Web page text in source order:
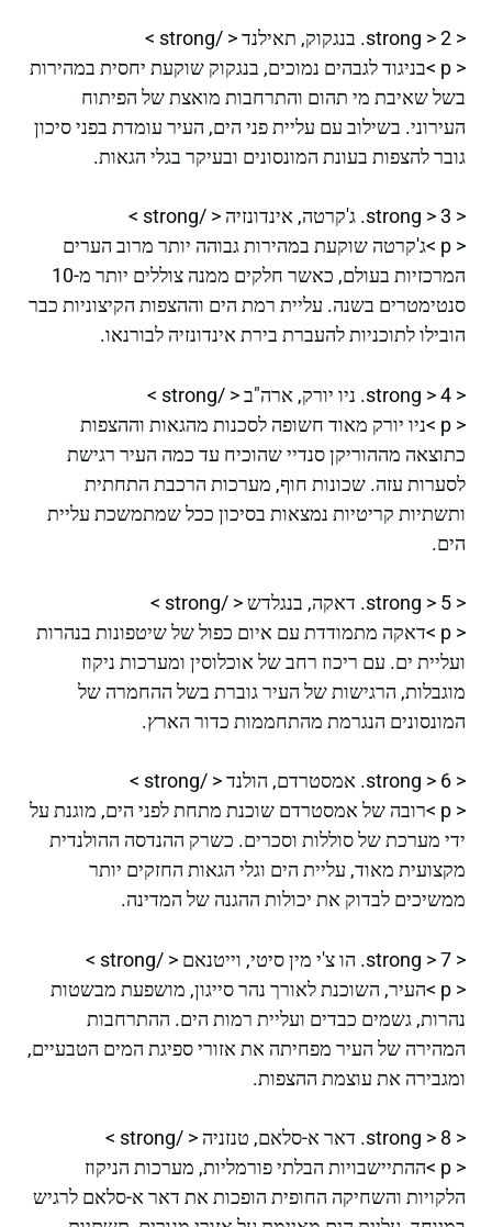
< strong > 2. בנגקוק, תאילנד < /strong >
< p >בניגוד לגבהים נמוכים, בנגקוק שוקעת יחסית במהירות
בשל שאיבת מי תהום והתרחבות מואצת של הפיתוח
העירוני. בשילוב עם עליית פני הים, העיר עומדת בפני סיכון
גובר להצפות בעונת המונסונים ובעיקר בגלי הגאות.
< strong > 3. ג'קרטה, אינדונזיה < /strong >
< p >ג'קרטה שוקעת במהירות גבוהה יותר מרוב הערים
המרכזיות בעולם, כאשר חלקים ממנה צוללים יותר מ-10
סנטימטרים בשנה. עליית רמת הים וההצפות הקיצוניות כבר
הובילו לתוכניות להעברת בירת אינדונזיה לבורנאו.
< strong > 4. ניו יורק, ארה"ב < /strong >
< p >ניו יורק מאוד חשופה לסכנות מהגאות וההצפות
כתוצאה מההוריקן סנדיי שהוכיח עד כמה העיר רגישת
לסערות עזה. שכונות חוף, מערכות הרכבת התחתית
ותשתיות קריטיות נמצאות בסיכון ככל שמתמשכת עליית
הים.
< strong > 5. דאקה, בנגלדש < /strong >
< p >דאקה מתמודדת עם איום כפול של שיטפונות בנהרות
ועליית ים. עם ריכוז רחב של אוכלוסין ומערכות ניקוז
מוגבלות, הרגישות של העיר גוברת בשל ההחמרה של
המונסונים הנגרמת מהתחממות כדור הארץ.
< strong > 6. אמסטרדם, הולנד < /strong >
< p >רובה של אמסטרדם שוכנת מתחת לפני הים, מוגנת על
ידי מערכת של סוללות וסכרים. כשרק ההנדסה ההולנדית
מקצועית מאוד, עליית הים וגלי הגאות החזקים יותר
ממשיכים לבדוק את יכולות ההגנה של המדינה.
< strong > 7. הו צ'י מין סיטי, וייטנאם < /strong >
< p >העיר, השוכנת לאורך נהר סייגון, מושפעת מבשטות
נהרות, גשמים כבדים ועליית רמות הים. ההתרחבות
המהירה של העיר מפחיתה את אזורי ספיגת המים הטבעיים,
ומגבירה את עוצמת ההצפות.
< strong > 8. דאר א-סלאם, טנזניה < /strong >
< p >ההתיישבויות הבלתי פורמליות, מערכות הניקוז
הלקויות והשחיקה החופית הופכות את דאר א-סלאם לרגיש